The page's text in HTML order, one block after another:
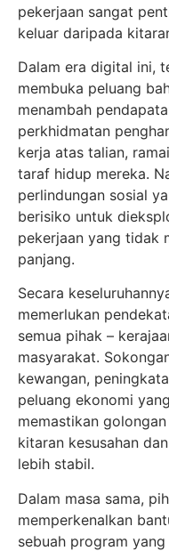
pekerjaan sangat
keluar daripada
Dalam era digital ini,
membuka peluang
menambah
perkhidmatan
kerja atas talian,
taraf hidup mereka.
perlindungan sosial
berisiko untuk
pekerjaan yang tidak
panjang.
Secara
memerlukan
semua pihak –
masyarakat.
kewangan,
peluang ekonomi
memastikan
kitaran kesusahan
lebih stabil.
Dalam masa sama,
memperkenalkan
sebuah program